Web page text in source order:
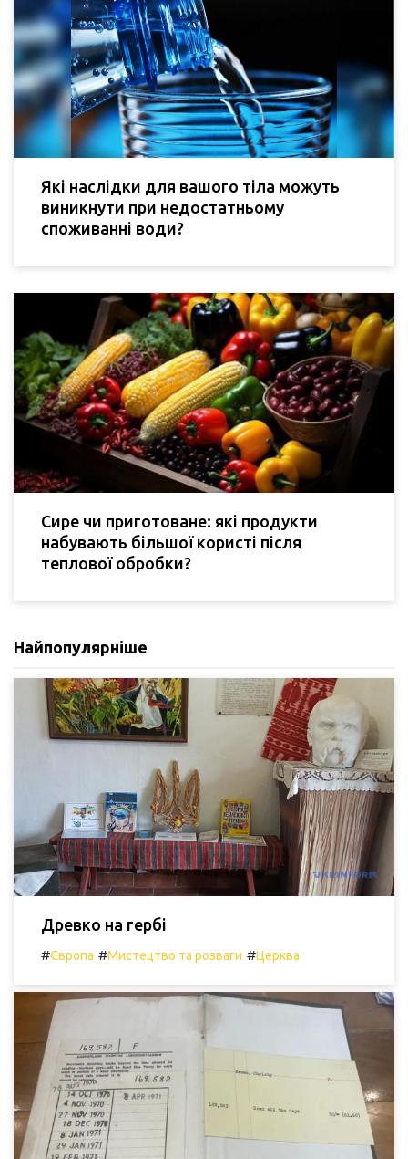
Які наслідки для вашого тіла можуть
виникнути при недостатньому
споживанні води?
Сире чи приготоване: які продукти
набувають більшої користі після
теплової обробки?
Найпопулярніше
Древко на гербі
#Європа #Мистецтво та розваги #Церква